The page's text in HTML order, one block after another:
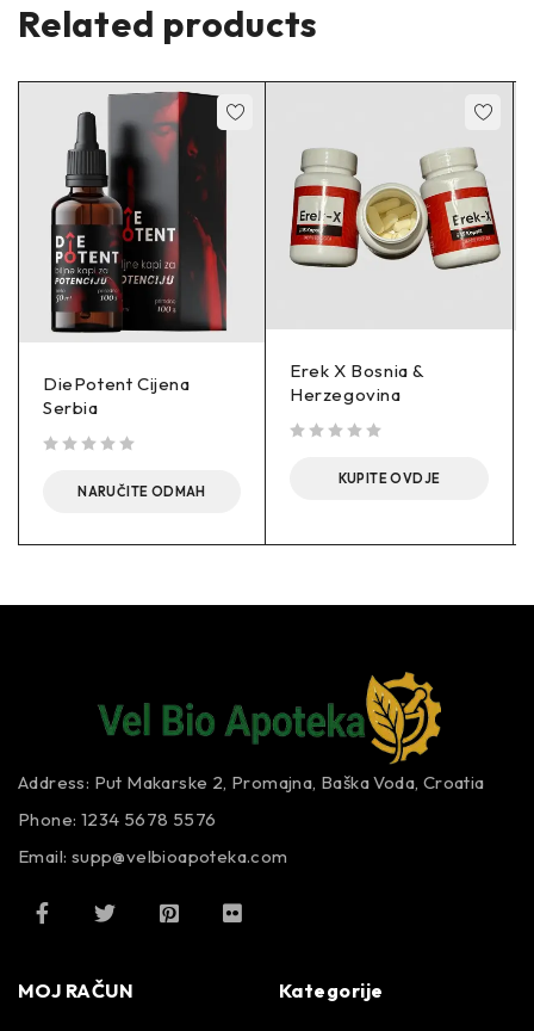
Related products
DiePotent Cijena
Serbia
NARUČITE ODMAH
Erek X Bosnia &
Herzegovina
KUPITE OVDJE
Address: Put Makarske 2, Promajna, Baška Voda, Croatia
Phone: 1234 5678 5576
Email: supp@velbioapoteka.com
MOJ RAČUN Kategorije